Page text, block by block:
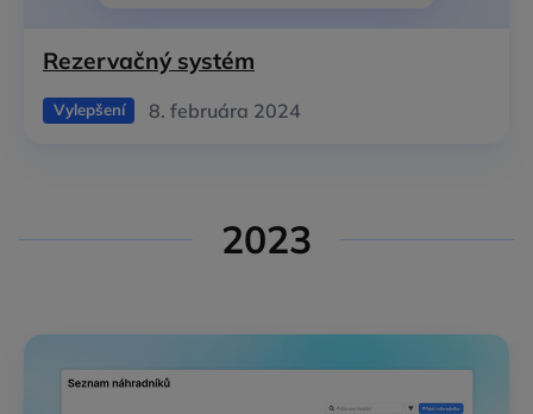
Rezervačný systém
Vylepšení 8. februára 2024
2023